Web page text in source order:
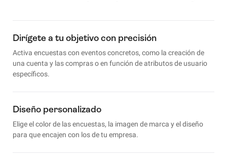
Dirígete a tu objetivo con precisión
Activa encuestas con eventos concretos, como la creación de
una cuenta y las compras o en función de atributos de usuario
específicos.
Diseño personalizado
Elige el color de las encuestas, la imagen de marca y el diseño
para que encajen con los de tu empresa.